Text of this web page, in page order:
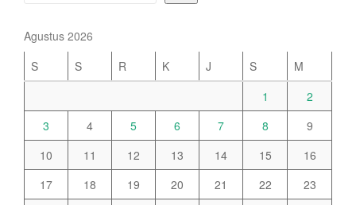
Agustus 2026
S
S R K J S
M
1
2
3
4 5 6 7 8
9
10
11 12 13 14 15
16
17
18 19 20 21 22
23